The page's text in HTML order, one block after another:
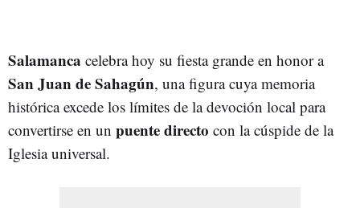
Salamanca celebra hoy su fiesta grande en honor a
San Juan de Sahagún, una figura cuya memoria
histórica excede los límites de la devoción local para
convertirse en un puente directo con la cúspide de la
Iglesia universal.